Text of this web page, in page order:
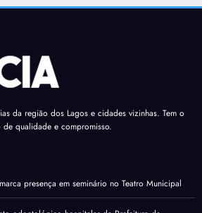
da região dos Lagos e cidades vizinhas. Tem o
qualidade e compromisso.
presença em seminário no Teatro Municipal